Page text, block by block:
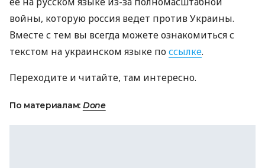
войны, которую россия ведет против Украины.
Вместе с тем вы всегда можете ознакомиться с
текстом на украинском языке поссылке.
Переходите и читайте, там интересно.
По материалам: Done